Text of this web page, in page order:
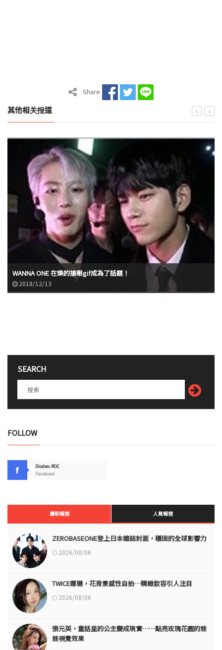
Share
其他相关报道
WANNA ONE 在煥的搶眼gif成為了話題！
2018/12/13
SEARCH
FOLLOW
Diodeo.ROC
Facebook
最新報道 人氣報道
ZEROBASEONE登上日本雜誌封面，穩固的全球影響力
2026/08/06
TWICE娜璉，花背景感性自拍…精緻妝容引人注目
2026/08/06
張元英，童話里的公主變成現實……點亮玫瑰花園的娃
娃視覺效果